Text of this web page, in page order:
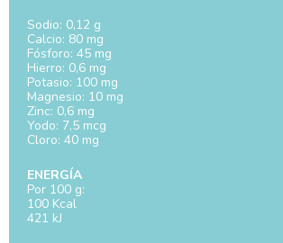
Sodio: 0,12 g
Calcio: 80 mg
Fósforo: 45 mg
Hierro: 0,6 mg
Potasio: 100 mg
Magnesio: 10 mg
Zinc: 0,6 mg
Yodo: 7,5 mcg
Cloro: 40 mg
ENERGÍA
Por 100 g:
100 Kcal
421 kJ